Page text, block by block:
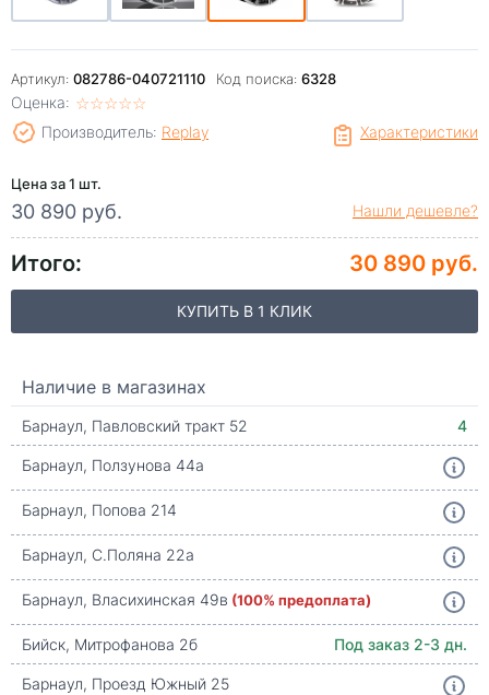
Артикул: 082786-040721110 Код поиска: 6328
Оценка: ☆☆☆☆☆
★★★★★
Характеристики
Производитель: Replay
Цена за 1 шт.
30 890 руб. Нашли дешевле?
Итого: 30 890 руб.
КУПИТЬ В 1 КЛИК
Наличие в магазинах
Барнаул, Павловский тракт 52
4
Барнаул, Ползунова 44а
Барнаул, Попова 214
Барнаул, С.Поляна 22а
Барнаул, Власихинская 49в (100% предоплата)
Бийск, Митрофанова 2б
Под заказ 2-3 дн.
Барнаул, Проезд Южный 25